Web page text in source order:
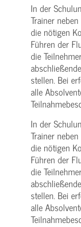
In der
Trainer
die nötigen
Führen der
die
stellen. Bei
alle
In der
Trainer
die nötigen
Führen der
die
stellen. Bei
alle